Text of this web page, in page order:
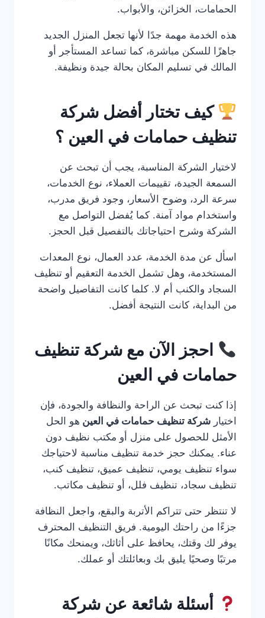
الحمامات، الخزائن، والأبواب.
هذه الخدمة مهمة جدًا لأنها تجعل المنزل الجديد
جاهزًا للسكن مباشرة، كما تساعد المستأجر أو
المالك في تسليم المكان بحالة جيدة ونظيفة.
كيف تختار أفضل شركة
تنظيف حمامات في العين ؟
لاختيار الشركة المناسبة، يجب أن تبحث عن
السمعة الجيدة، تقييمات العملاء، نوع الخدمات،
سرعة الرد، وضوح الأسعار، وجود فريق مدرب،
واستخدام مواد آمنة. كما يُفضل التواصل مع
الشركة وشرح احتياجاتك بالتفصيل قبل الحجز.
اسأل عن مدة الخدمة، عدد العمال، نوع المعدات
المستخدمة، وهل تشمل الخدمة التعقيم أو تنظيف
السجاد والكنب أم لا. كلما كانت التفاصيل واضحة
من البداية، كانت النتيجة أفضل.
احجز الآن مع شركة تنظيف
حمامات في العين
إذا كنت تبحث عن الراحة والنظافة والجودة، فإن
اختيار شركة تنظيف حمامات في العين هو الحل
الأمثل للحصول على منزل أو مكتب نظيف دون
عناء. يمكنك حجز خدمة تنظيف مناسبة لاحتياجك
سواء تنظيف يومي، تنظيف عميق، تنظيف كنب،
تنظيف سجاد، تنظيف فلل، أو تنظيف مكاتب.
لا تنتظر حتى تتراكم الأتربة والبقع، واجعل النظافة
جزءًا من راحتك اليومية. فريق التنظيف المحترف
يوفر لك وقتك، يحافظ على أثاثك، ويمنحك مكانًا
مرتبًا وصحيًا يليق بك وبعائلتك أو عملك.
أسئلة شائعة عن شركة